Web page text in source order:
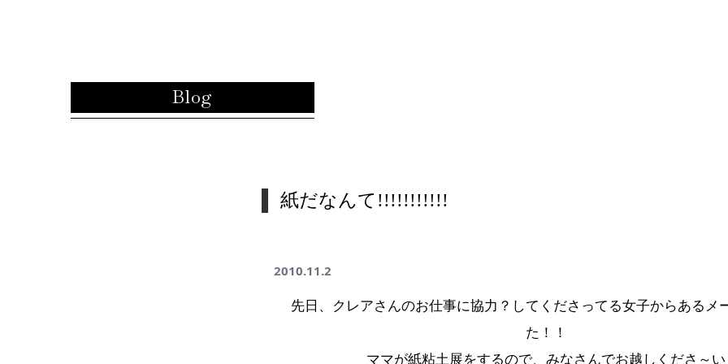
Blog
紙だなんて!!!!!!!!!!!
2010.11.2
先日、クレアさんのお仕事に協力？してくださってる女子からあるメ
た！！
ママが紙粘土展をするので、みなさんでお越しくださ～い